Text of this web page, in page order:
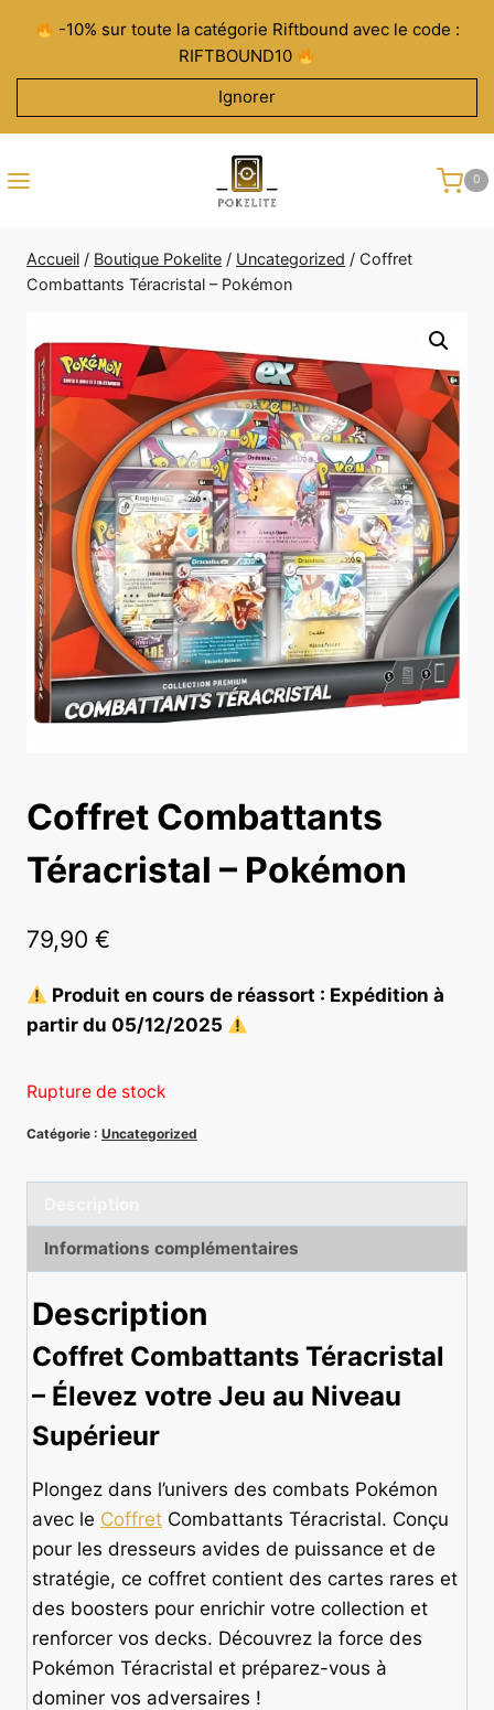
contenu
-10% sur toute la catégorie Riftbound avec le code :
RIFTBOUND10
Ignorer
0
Accueil / Boutique Pokelite / Uncategorized / Coffret
Combattants Téracristal – Pokémon
Coffret Combattants
Téracristal – Pokémon
79,90 €
Produit en cours de réassort : Expédition à
partir du 05/12/2025
Rupture de stock
Catégorie : Uncategorized
Informations complémentaires
Description
Coffret Combattants Téracristal
– Élevez votre Jeu au Niveau
Supérieur
Plongez dans l’univers des combats Pokémon
avec le Coffret Combattants Téracristal. Conçu
pour les dresseurs avides de puissance et de
stratégie, ce coffret contient des cartes rares et
des boosters pour enrichir votre collection et
renforcer vos decks. Découvrez la force des
Pokémon Téracristal et préparez-vous à
dominer vos adversaires !